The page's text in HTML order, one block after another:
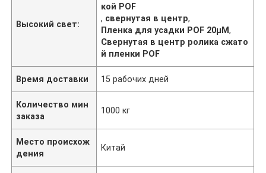
Высокий свет:
кой POF
, свернутая в центр,
Пленка для усадки POF 20μM,
Свернутая в центр ролика сжато
й пленки POF
Время доставки 15 рабочих дней
Количество мин
заказа
1000 кг
Место происхож
дения
Китай